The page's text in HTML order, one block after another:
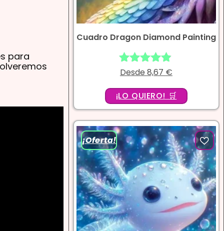
para
Cuadro Dragon Diamond Painting
Valorado
4.75
de 5
Desde 8,67 €
¡LO QUIERO! 🛒
¡Oferta!